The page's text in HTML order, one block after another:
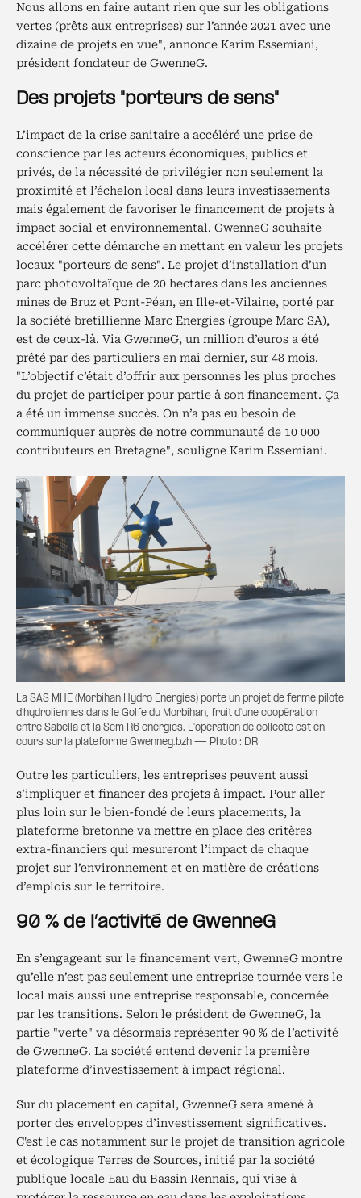
Nous allons en faire autant rien que sur les obligations
vertes (prêts aux entreprises) sur l’année 2021 avec une
dizaine de projets en vue", annonce Karim Essemiani,
président fondateur de GwenneG.
Des projets "porteurs de sens"
L’impact de la crise sanitaire a accéléré une prise de
conscience par les acteurs économiques, publics et
privés, de la nécessité de privilégier non seulement la
proximité et l’échelon local dans leurs investissements
mais également de favoriser le financement de projets à
impact social et environnemental. GwenneG souhaite
accélérer cette démarche en mettant en valeur les projets
locaux "porteurs de sens". Le projet d’installation d’un
parc photovoltaïque de 20 hectares dans les anciennes
mines de Bruz et Pont-Péan, en Ille-et-Vilaine, porté par
la société bretillienne Marc Energies (groupe Marc SA),
est de ceux-là. Via GwenneG, un million d’euros a été
prêté par des particuliers en mai dernier, sur 48 mois.
"L’objectif c’était d’offrir aux personnes les plus proches
du projet de participer pour partie à son financement. Ça
a été un immense succès. On n’a pas eu besoin de
communiquer auprès de notre communauté de 10 000
contributeurs en Bretagne", souligne Karim Essemiani.
La SAS MHE (Morbihan Hydro Energies) porte un projet de ferme pilote
d’hydroliennes dans le Golfe du Morbihan, fruit d'une coopération
entre Sabella et la Sem R6 énergies. L'opération de collecte est en
cours sur la plateforme Gwenneg.bzh — Photo : DR
Outre les particuliers, les entreprises peuvent aussi
s’impliquer et financer des projets à impact. Pour aller
plus loin sur le bien-fondé de leurs placements, la
plateforme bretonne va mettre en place des critères
extra-financiers qui mesureront l’impact de chaque
projet sur l’environnement et en matière de créations
d’emplois sur le territoire.
90 % de l’activité de GwenneG
En s’engageant sur le financement vert, GwenneG montre
qu’elle n’est pas seulement une entreprise tournée vers le
local mais aussi une entreprise responsable, concernée
par les transitions. Selon le président de GwenneG, la
partie "verte" va désormais représenter 90 % de l’activité
de GwenneG. La société entend devenir la première
plateforme d’investissement à impact régional.
Sur du placement en capital, GwenneG sera amené à
porter des enveloppes d’investissement significatives.
C'est le cas notamment sur le projet de transition agricole
et écologique Terres de Sources, initié par la société
publique locale Eau du Bassin Rennais, qui vise à